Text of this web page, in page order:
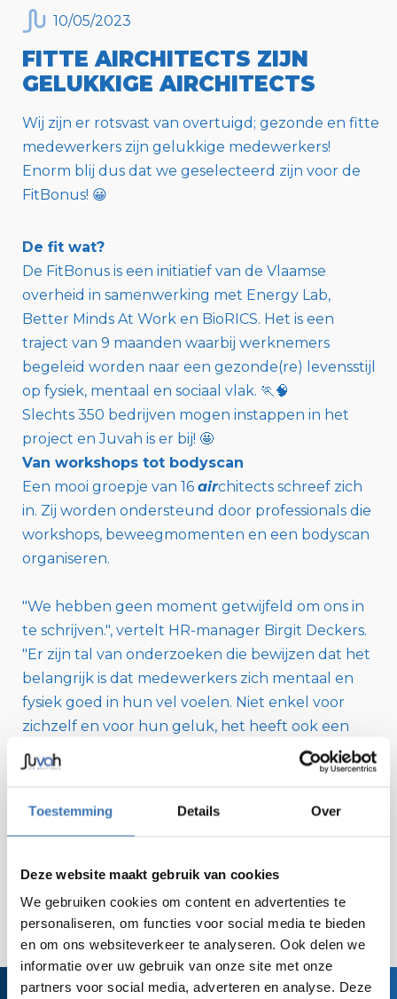
Toestemming Details Over
Deze website maakt gebruik van cookies
We gebruiken cookies om content en advertenties te
personaliseren, om functies voor social media te bieden
en om ons websiteverkeer te analyseren. Ook delen we
informatie over uw gebruik van onze site met onze
partners voor social media, adverteren en analyse. Deze
10/05/2023
FITTE AIRCHITECTS ZIJN
GELUKKIGE AIRCHITECTS
Wij zijn er rotsvast van overtuigd; gezonde en fitte
medewerkers zijn gelukkige medewerkers!
Enorm blij dus dat we geselecteerd zijn voor de
FitBonus! 😀
De fit wat?
De FitBonus is een initiatief van de Vlaamse
overheid in samenwerking met Energy Lab,
Better Minds At Work en BioRICS. Het is een
traject van 9 maanden waarbij werknemers
begeleid worden naar een gezonde(re) levensstijl
op fysiek, mentaal en sociaal vlak. 🏃🧠
Slechts 350 bedrijven mogen instappen in het
project en Juvah is er bij! 🤩
Van workshops tot bodyscan
Een mooi groepje van 16 airchitects schreef zich
in. Zij worden ondersteund door professionals die
workshops, beweegmomenten en een bodyscan
organiseren.
"We hebben geen moment getwijfeld om ons in
te schrijven.", vertelt HR-manager Birgit Deckers.
"Er zijn tal van onderzoeken die bewijzen dat het
belangrijk is dat medewerkers zich mentaal en
fysiek goed in hun vel voelen. Niet enkel voor
zichzelf en voor hun geluk, het heeft ook een
invloed op het welzijn en op de prestaties op het
werk. We zetten hier al op heel vlakken op in en
zorgen voor een boost van de fitheid, paraatheid
heel graag aan mee!"